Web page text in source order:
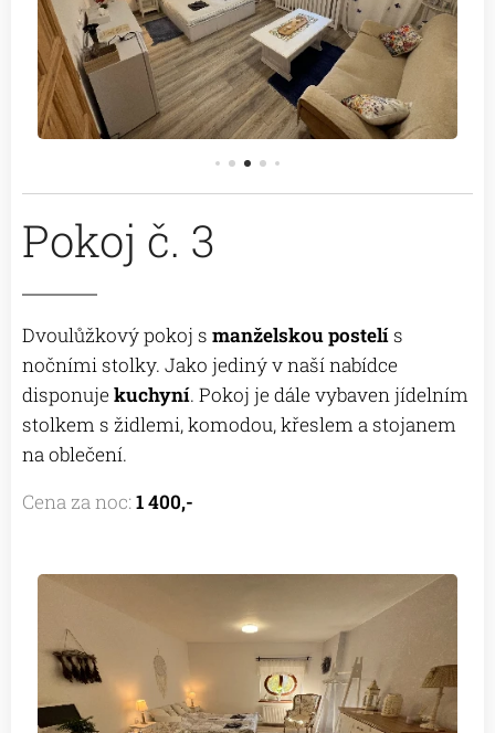
Pokoj č. 3
Dvoulůžkový pokoj s manželskou postelís
nočními stolky. Jako jediný v naší nabídce
disponujekuchyní. Pokoj je dále vybaven jídelním
stolkem s židlemi, komodou, křeslem a stojanem
na oblečení.
Cena za noc:1 400,-